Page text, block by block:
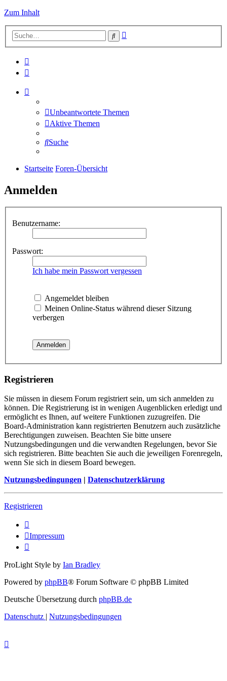
Zum Inhalt
Suche
Unbeantwortete Themen
Aktive Themen
Suche
Startseite Foren-Übersicht
Anmelden
Benutzername:
Passwort:
Ich habe mein Passwort vergessen
Angemeldet bleiben
Meinen Online-Status während dieser Sitzung
verbergen
Registrieren
Sie müssen in diesem Forum registriert sein, um sich anmelden zu
können. Die Registrierung ist in wenigen Augenblicken erledigt und
ermöglicht es Ihnen, auf weitere Funktionen zuzugreifen. Die
Board-Administration kann registrierten Benutzern auch zusätzliche
Berechtigungen zuweisen. Beachten Sie bitte unsere
Nutzungsbedingungen und die verwandten Regelungen, bevor Sie
sich registrieren. Bitte beachten Sie auch die jeweiligen Forenregeln,
wenn Sie sich in diesem Board bewegen.
Nutzungsbedingungen | Datenschutzerklärung
Registrieren
Impressum
ProLight Style by Ian Bradley
Powered by phpBB® Forum Software © phpBB Limited
Deutsche Übersetzung durch phpBB.de
Datenschutz | Nutzungsbedingungen